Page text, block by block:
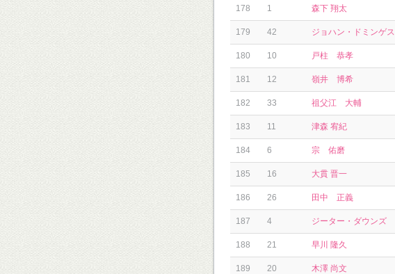
178 1 森下 翔太
179 42 ジョハン・ドミンゲス
180 10 戸柱 恭孝
181 12 嶺井 博希
182 33 祖父江 大輔
183 11 津森 宥紀
184 6 宗 佑磨
185 16 大貫 晋一
186 26 田中 正義
187 4 ジーター・ダウンズ
188 21 早川 隆久
189 20 木澤 尚文